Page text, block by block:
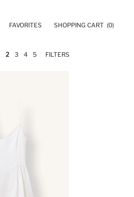
FAVORITES SHOPPING CART (0)
2 3 4 5 FILTERS